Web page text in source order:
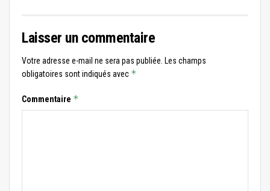
Laisser un commentaire
Votre adresse e-mail ne sera pas publiée. Les champs
obligatoires sont indiqués avec *
Commentaire *